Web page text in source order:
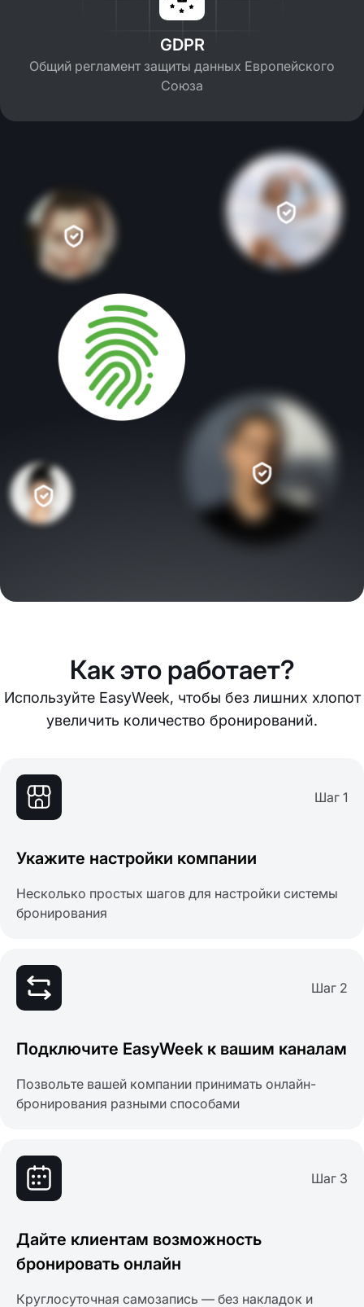
GDPR
Общий регламент защиты данных Европейского
Союза
Как это работает?
Используйте EasyWeek, чтобы без лишних хлопот
увеличить количество бронирований.
Шаг 1
Укажите настройки компании
Несколько простых шагов для настройки системы
бронирования
Шаг 2
Подключите EasyWeek к вашим каналам
Позвольте вашей компании принимать онлайн-
бронирования разными способами
Шаг 3
Дайте клиентам возможность
бронировать онлайн
Круглосуточная самозапись — без накладок и